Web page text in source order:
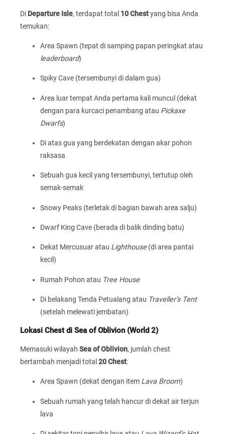
Di Departure Isle, terdapat total 10 Chestyang bisa Anda
temukan:
Area Spawn (tepat di samping papan peringkat atau
leaderboard)
Spiky Cave (tersembunyi di dalam gua)
Area luar tempat Anda pertama kali muncul (dekat
dengan para kurcaci penambang atau Pickaxe
Dwarfs)
Di atas gua yang berdekatan dengan akar pohon
raksasa
Sebuah gua kecil yang tersembunyi, tertutup oleh
semak-semak
Snowy Peaks (terletak di bagian bawah area salju)
Dwarf King Cave (berada di balik dinding batu)
Dekat Mercusuar atau Lighthouse(di area pantai
kecil)
Rumah Pohon atau Tree House
Di belakang Tenda Petualang atau Traveller’s Tent
(setelah melewati jembatan)
Lokasi Chest di Sea of Oblivion (World 2)
Memasuki wilayah Sea of Oblivion, jumlah chest
bertambah menjadi total 20 Chest:
Area Spawn (dekat dengan item Lava Broom)
Sebuah rumah yang telah hancur di dekat air terjun
lava